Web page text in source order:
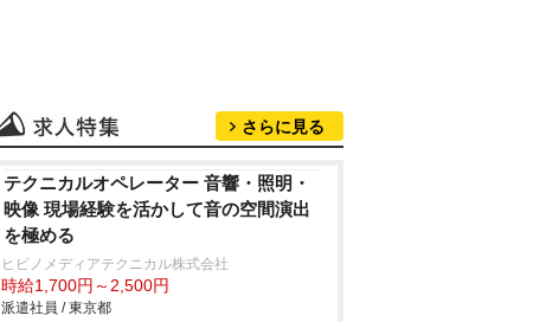
さらに見る
テクニカルオペレーター 音響・照明・
映像 現場経験を活かして音の空間演出
を極める
ヒビノメディアテクニカル株式会社
時給1,700円～2,500円
派遣社員 / 東京都